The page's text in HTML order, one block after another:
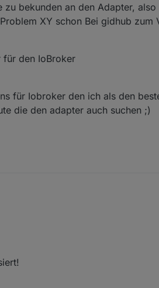
bekunden an den Adapter,
XY schon Bei gidhub zum
für den IoBroker
für Iobroker den ich als den
die den adapter auch suchen ;)